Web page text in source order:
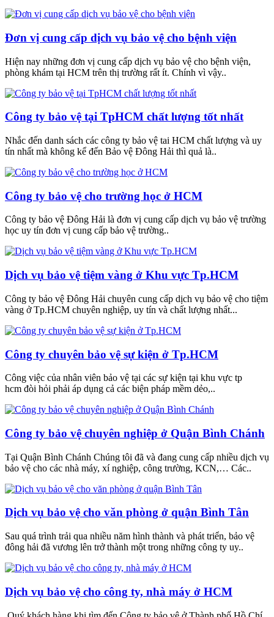
Đơn vị cung cấp dịch vụ bảo vệ cho bệnh viện
Hiện nay những đơn vị cung cấp dịch vụ bảo vệ cho bệnh viện,
phòng khám tại HCM trên thị trường rất ít. Chính vì vậy..
Công ty bảo vệ tại TpHCM chất lượng tốt nhất
Nhắc đến danh sách các công ty bảo vệ tai HCM chất lượng và uy
tín nhất mà không kể đến Bảo vệ Đông Hải thì quả là..
Công ty bảo vệ cho trường học ở HCM
Công ty bảo vệ Đông Hải là đơn vị cung cấp dịch vụ bảo vệ trường
học uy tín đơn vị cung cấp bảo vệ trường..
Dịch vụ bảo vệ tiệm vàng ở Khu vực Tp.HCM
Công ty bảo vệ Đông Hải chuyên cung cấp dịch vụ bảo vệ cho tiệm
vàng ở Tp.HCM chuyên nghiệp, uy tín và chất lượng nhất...
Công ty chuyên bảo vệ sự kiện ở Tp.HCM
Công việc của nhân viên bảo vệ tại các sự kiện tại khu vực tp
hcm đòi hỏi phải áp dụng cả các biện pháp mềm dẻo,..
Công ty bảo vệ chuyên nghiệp ở Quận Bình Chánh
Tại Quận Bình Chánh Chúng tôi đã và đang cung cấp nhiều dịch vụ
bảo vệ cho các nhà máy, xí nghiệp, công trường, KCN,… Các..
Dịch vụ bảo vệ cho văn phòng ở quận Bình Tân
Sau quá trình trải qua nhiều năm hình thành và phát triển, bảo vệ
đông hải đã vương lên trở thành một trong những công ty uy..
Dịch vụ bảo vệ cho công ty, nhà máy ở HCM